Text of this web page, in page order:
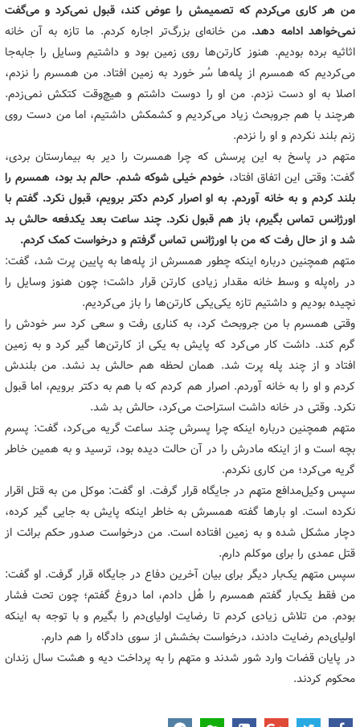
من هر کاری می‌کردم که تصمیمش را عوض کند، قبول نمی‌کرد و می‌گفت
نمی‌خواهد ادامه دهد.من خانه‌ای بزرگ‌تر اجاره کردم. ما تازه به آن خانه
اثاثیه برده بودیم‌. هنوز کارتن‌ها روی زمین بود و داشتیم وسایل را جابه‌جا
می‌کردیم که همسرم از پله‌ها سُر خورد به زمین افتاد. من همسرم را نزدم،
اصلا به او دست نزدم. من او را دوست داشتم و هیچ‌وقت کتکش نمی‌زدم.
هرچند با هم جروبحث زیاد می‌کردیم و کشمکش داشتیم، اما من دست روی
زنم بلند نکردم و او را نزدم.
متهم در پاسخ به این پرسش که چرا همسرت را دیر به بیمارستان بردی،
گفت‌: وقتی این اتفاق افتاد، خودم خیلی شوکه شدم. حالم بد بود، همسرم را
بلند کردم و به خانه آوردم. به او اصرار کردم دکتر برویم، قبول نکرد. گفتم با
اورژانس تماس بگیرم، باز هم قبول نکرد. چند ساعت بعد یکدفعه حالش بد
شد و از حال رفت که من با اورژانس تماس گرفتم و درخواست کمک کردم.
متهم همچنین درباره اینکه چطور همسرش از پله‌ها به پایین پرت شد، گفت:
در راه‌پله و وسط خانه مقدار زیادی کارتن قرار داشت؛ چون هنوز وسایل را
نچیده بودیم و داشتیم تازه یکی‌یکی کارتن‌ها را باز می‌کردیم.
وقتی همسرم با من جروبحث کرد، به کناری رفت و سعی کرد سر خودش را
گرم کند. داشت کار می‌کرد که پایش به یکی از کارتن‌ها گیر کرد و به زمین
افتاد و از چند پله پرت شد. همان لحظه هم حالش بد نشد. من بلندش
کردم و او را به خانه آوردم. اصرار هم کردم که با هم به دکتر برویم، اما قبول
نکرد. وقتی در خانه داشت استراحت می‌کرد، حالش بد شد.
متهم همچنین درباره اینکه چرا پسرش چند ساعت گریه می‌کرد، گفت: پسرم
بچه است و از اینکه مادرش را در آن حالت دیده بود، ترسید و به همین خاطر
گریه می‌کرد؛ من کاری نکردم.
سپس وکیل‌مدافع متهم در جایگاه قرار گرفت. او گفت: موکل من به قتل اقرار
نکرده است. او بارها گفته همسرش به خاطر اینکه پایش به جایی گیر کرده،
دچار مشکل شده و به زمین افتاده است. من درخواست صدور حکم برائت از
قتل عمدی را برای موکلم دارم.
سپس متهم یک‌بار دیگر برای بیان آخرین دفاع در جایگاه قرار گرفت. او گفت:
من فقط یک‌بار گفتم همسرم را هُل دادم، اما دروغ گفتم؛ چون تحت فشار
بودم. من تلاش زیادی کردم تا رضایت اولیای‌دم را بگیرم و با توجه به اینکه
اولیای‌دم رضایت دادند، درخواست بخشش از سوی دادگاه را هم دارم.
در پایان قضات وارد شور شدند و متهم را به پرداخت دیه و هشت سال زندان
محکوم کردند.